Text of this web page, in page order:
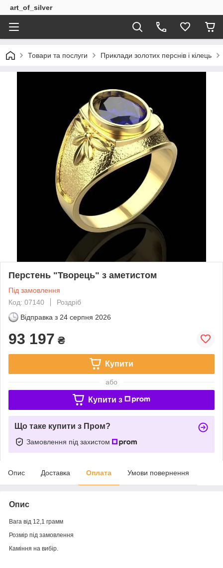
art_of_silver
Товари та послуги Приклади золотих перснів і кілець
Перстень "Творець" з аметистом
Під замовлення
Код: 07140
Роздріб
Відправка з 24 серпня 2026
93 197 ₴
Купити
або
Купити з
Що таке купити з Пром?
Замовлення під захистом
Опис Доставка Оплата Умови повернення
Опис
Вага від 12,1 грамм
Розмір під замовлення
Каміння на вибір.